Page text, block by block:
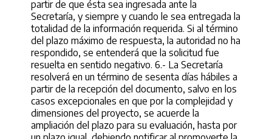
partir de que ésta sea ingresada ante la
Secretaría, y siempre y cuando le sea entregada la
totalidad de la información requerida. Si al término
del plazo máximo de respuesta, la autoridad no ha
respondido, se entenderá que la solicitud fue
resuelta en sentido negativo. 6.- La Secretaría
resolverá en un término de sesenta días hábiles a
partir de la recepción del documento, salvo en los
casos excepcionales en que por la complejidad y
dimensiones del proyecto, se acuerde la
ampliación del plazo para su evaluación, hasta por